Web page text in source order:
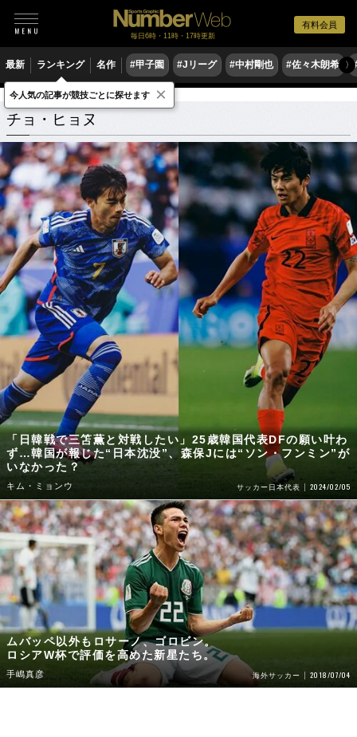
有料会員
毎日6時・11時・17時更新
最新 ランキング 名作 #甲子園 #Jリーグ #中村剛也 #佐々木朗希 〉
チョ・ヒョヌ 関連記事
チョ・ヒョヌ
「日韓戦で三笘薫と対戦したい」25歳韓国代表DFの願い叶わ
ず…韓国が報じた“日本沈没”、森保Jには“ソン・フンミン”が
いなかった？
キム・ミョンウ サッカー日本代表 2024/02/05
ムバッペ以外もロサーノ、ゴロビン。
ロシアW杯で評価を高めた新星たち。
手嶋真彦 海外サッカー 2018/07/04
今人気の記事が競技ごとに探せます ×